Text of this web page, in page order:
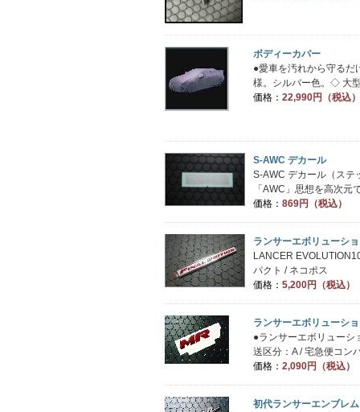
ボディーカバー
●愛車を汚れから守る
様。シルバー色。◇ 大
価格： 22,990円（税込）
S-AWC デカール
S-AWC デカール（ス
「AWC」思想を高次元
価格： 869円（税込）
ランサーエボリューシ
LANCER
パクト / ネコポス
価格： 5,200円（税込）
ランサーエボリューシ
●ランサーエボリュー
送区分：A / 宅急便コン
価格： 2,090円（税込）
初代ランサーエンブレ